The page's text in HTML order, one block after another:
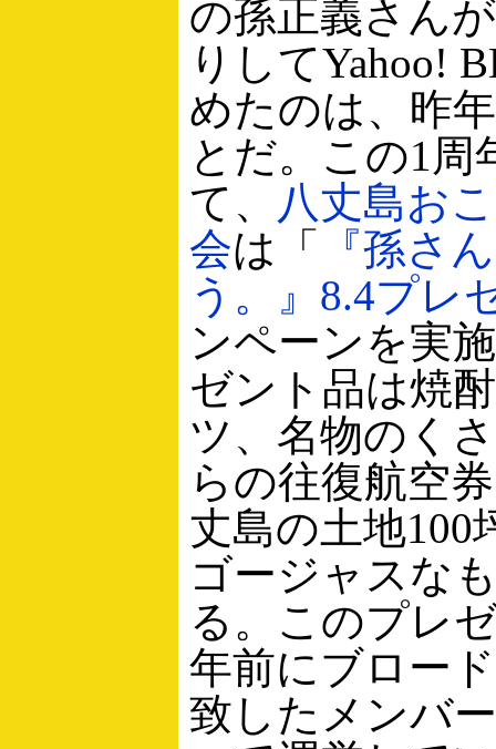
の孫正義さん
りしてYahoo!
めたのは、昨
とだ。この1周
て、
八丈島お
会は「
『孫さ
う。』8.4プレ
ンペーンを実
ゼント品は焼
ツ、名物のく
らの往復航空
丈島の土地100
ゴージャスな
る。このプレ
年前にブロー
致したメンバ